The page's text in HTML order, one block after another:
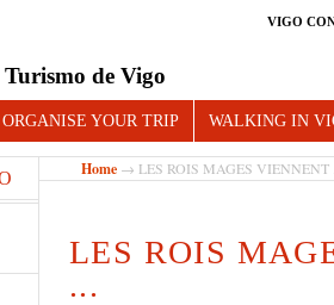
VIGO
Turismo de Vigo
ORGANISE YOUR TRIP WALKING IN
Home → LES ROIS MAGES VIENNENT ...
LES ROIS
...